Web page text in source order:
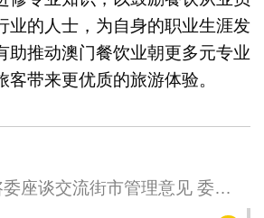
业的人士，为自身的职业生涯发
助推动澳门餐饮业朝更多元专业
带来更优质的旅游体验。
谈交流街市管理意见 委员